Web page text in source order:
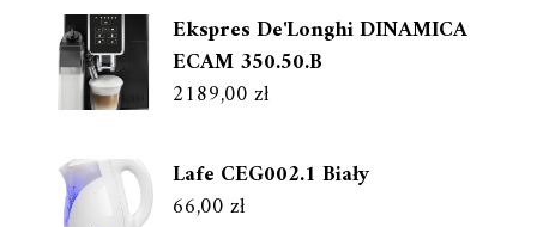
Ekspres De'Longhi DINAMICA
ECAM 350.50.B
2189,00zł
Lafe CEG002.1 Biały
66,00zł